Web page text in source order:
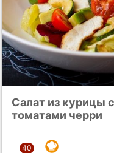
Салат из курицы
томатами черри